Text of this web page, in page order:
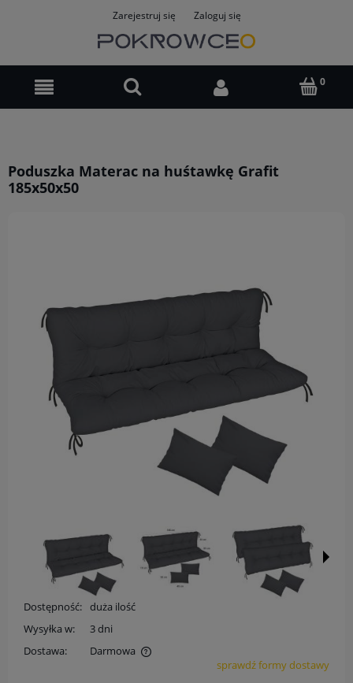
Zarejestruj się Zaloguj się
Poduszka Materac na huśtawkę Grafit
185x50x50
Dostępność: duża ilość
Wysyłka w:
3 dni
Dostawa:
Darmowa
Cena nie zawiera ewentualnych kosztów płatnościsprawdź formy dostawy